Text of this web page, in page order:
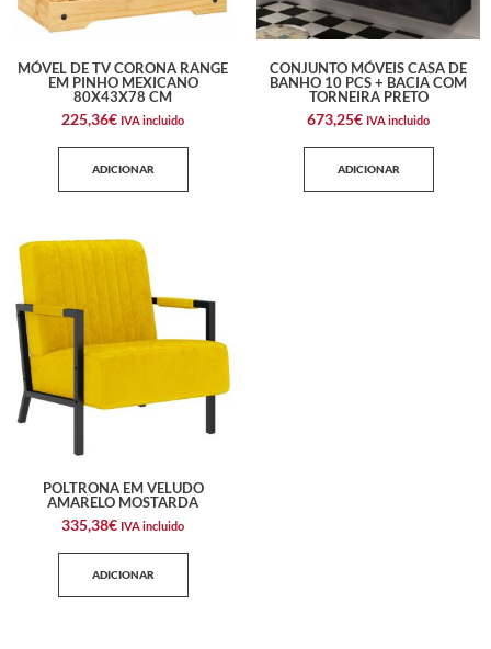
MÓVEL DE TV CORONA RANGE
EM PINHO MEXICANO
80X43X78 CM
225,36€ IVA incluido
ADICIONAR
CONJUNTO MÓVEIS CASA DE
BANHO 10 PCS + BACIA COM
TORNEIRA PRETO
673,25€ IVA incluido
ADICIONAR
POLTRONA EM VELUDO
AMARELO MOSTARDA
335,38€ IVA incluido
ADICIONAR